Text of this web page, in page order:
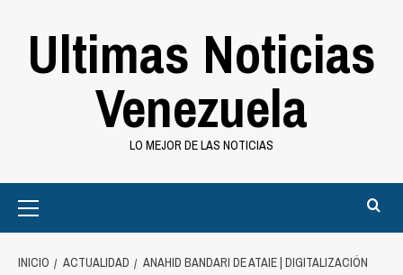
Ultimas Noticias
Venezuela
LO MEJOR DE LAS NOTICIAS
Menu
INICIO ACTUALIDAD
ANAHID BANDARI DE ATAIE | DIGITALIZACIÓN